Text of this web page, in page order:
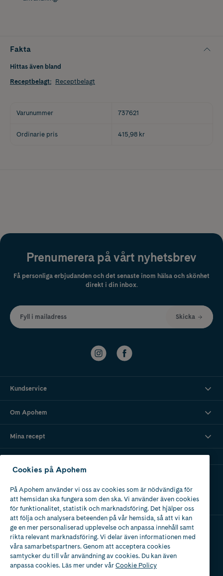
Fakta
Hittas även bland
Receptbelagt: Receptbelagt
Varunummer 737621
Ordinarie pris 415,98 kr
Prenumerera på vårt nyhetsbrev
Få personliga erbjudanden och det senaste inom hälsa och skönhet
direkt i din inbox.
Fyll i mailadress Skicka
Kundservice
Om Apohem
Mina recept
Apotek med tillstånd
av Läkemedelsverket
Cookies på Apohem
På Apohem använder vi oss av cookies som är nödvändiga för
att hemsidan ska fungera som den ska. Vi använder även cookies
för funktionalitet, statistik och marknadsföring. Det hjälper oss
att följa och analysera beteenden på vår hemsida, så att vi kan
ge en mer personaliserad upplevelse och anpassa innehåll samt
rikta relevant marknadsföring. Vi delar även informationen med
våra samarbetspartners. Genom att acceptera cookies
samtycker du till vår användning av cookies. Du kan även
anpassa cookies. Läs mer under vårCookie Policy